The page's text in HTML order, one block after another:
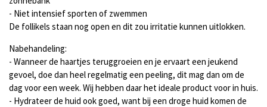
- Niet intensief sporten of zwemmen
De follikels staan nog open en dit zou irritatie kunnen uitlokken.
Nabehandeling:
- Wanneer de haartjes teruggroeien en je ervaart een jeukend
gevoel, doe dan heel regelmatig een peeling, dit mag dan om de
dag voor een week. Wij hebben daar het ideale product voor in huis.
- Hydrateer de huid ook goed, want bij een droge huid komen de